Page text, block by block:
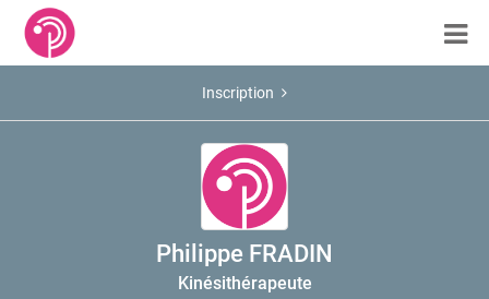
Inscription
Philippe FRADIN
Kinésithérapeute